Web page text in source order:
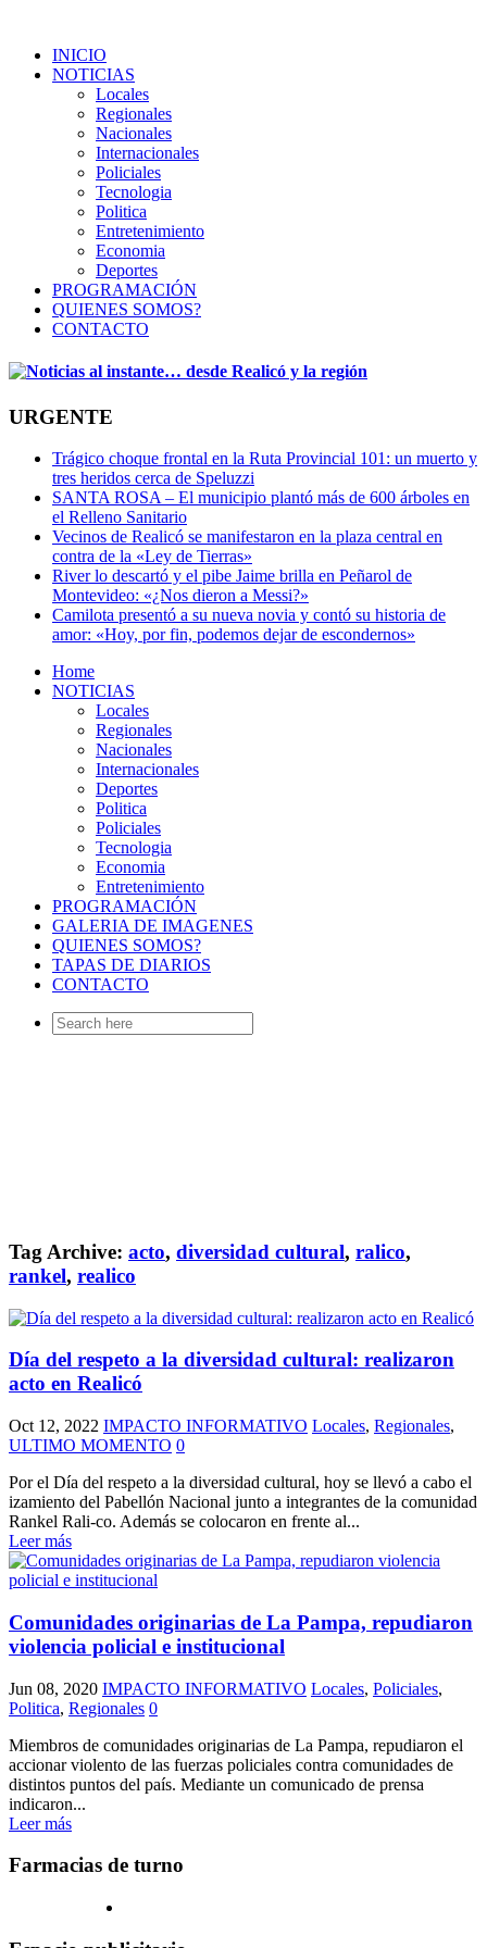
INICIO
NOTICIAS
Locales
Regionales
Nacionales
Internacionales
Policiales
Tecnologia
Politica
Entretenimiento
Economia
Deportes
PROGRAMACIÓN
QUIENES SOMOS?
CONTACTO
URGENTE
Trágico choque frontal en la Ruta Provincial 101: un muerto y
tres heridos cerca de Speluzzi
SANTA ROSA – El municipio plantó más de 600 árboles en
el Relleno Sanitario
Vecinos de Realicó se manifestaron en la plaza central en
contra de la «Ley de Tierras»
River lo descartó y el pibe Jaime brilla en Peñarol de
Montevideo: «¿Nos dieron a Messi?»
Camilota presentó a su nueva novia y contó su historia de
amor: «Hoy, por fin, podemos dejar de escondernos»
Home
NOTICIAS
Locales
Regionales
Nacionales
Internacionales
Deportes
Politica
Policiales
Tecnologia
Economia
Entretenimiento
PROGRAMACIÓN
GALERIA DE IMAGENES
QUIENES SOMOS?
TAPAS DE DIARIOS
CONTACTO
Search
for:
Tag Archive: acto, diversidad cultural, ralico,
rankel, realico
Día del respeto a la diversidad cultural: realizaron
acto en Realicó
Oct 12, 2022 IMPACTO INFORMATIVO Locales, Regionales,
ULTIMO MOMENTO 0
Por el Día del respeto a la diversidad cultural, hoy se llevó a cabo el
izamiento del Pabellón Nacional junto a integrantes de la comunidad
Rankel Rali-co. Además se colocaron en frente al...
Leer más
Comunidades originarias de La Pampa, repudiaron
violencia policial e institucional
Jun 08, 2020 IMPACTO INFORMATIVO Locales, Policiales,
Politica, Regionales 0
Miembros de comunidades originarias de La Pampa, repudiaron el
accionar violento de las fuerzas policiales contra comunidades de
distintos puntos del país. Mediante un comunicado de prensa
indicaron...
Leer más
Farmacias de turno